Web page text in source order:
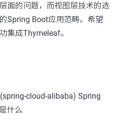
面的问题，而视图层技术的选
Spring Boot应用范畴。希望
集成Thymeleaf。
cloud-alibaba) Spring
什么